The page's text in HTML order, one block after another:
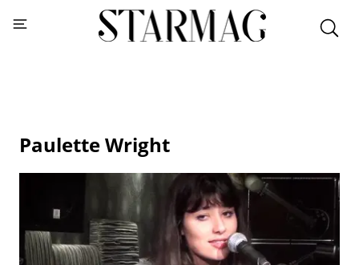
Paulette Wright